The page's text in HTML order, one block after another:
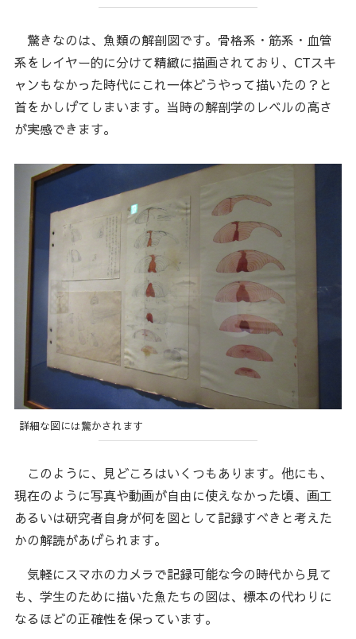
驚きなのは、魚類の解剖図です。骨格系・筋系・血管
系をレイヤー的に分けて精緻に描画されており、CTスキ
ャンもなかった時代にこれ一体どうやって描いたの？と
首をかしげてしまいます。当時の解剖学のレベルの高さ
が実感できます。
詳細な図には驚かされます
このように、見どころはいくつもあります。他にも、
現在のように写真や動画が自由に使えなかった頃、画工
あるいは研究者自身が何を図として記録すべきと考えた
かの解読があげられます。
気軽にスマホのカメラで記録可能な今の時代から見て
も、学生のために描いた魚たちの図は、標本の代わりに
なるほどの正確性を保っています。